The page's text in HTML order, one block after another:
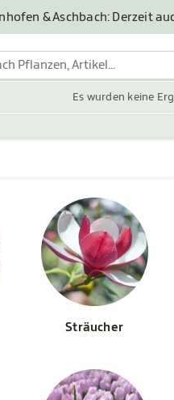
& Aschbach: Derzeit
Es wurden keine
Sträucher